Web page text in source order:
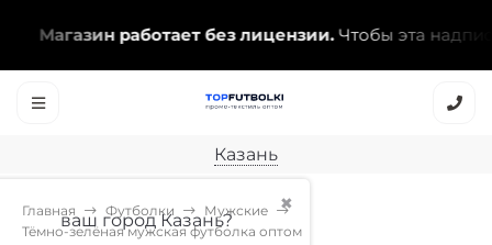
Магазин работает без лицензии.Чтобы эта надпись
Казань
✖
ваш город Казань?
Главная Футболки
Мужские
Тёмно-зелёная мужская футболка оптом